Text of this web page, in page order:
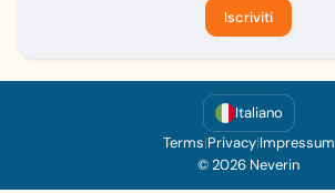
Iscriviti
Italiano
Terms|Privacy|Impressum
© 2026 Neverin